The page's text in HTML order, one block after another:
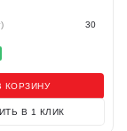
30
КОРЗИНУ
В 1 КЛИК